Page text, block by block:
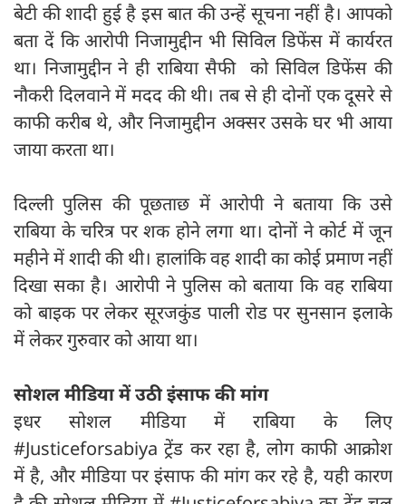
बेटी की शादी हुई है इस बात की उन्हें सूचना नहीं है। आपको
बता दें कि आरोपी निजामुद्दीन भी सिविल डिफेंस में कार्यरत
था। निजामुद्दीन ने ही राब‍िया सैफी को सिविल डिफेंस की
नौकरी दिलवाने में मदद की थी। तब से ही दोनों एक दूसरे से
काफी करीब थे, और निजामुद्दीन अक्‍सर उसके घर भी आया
जाया करता था।
दिल्ली पुलिस की पूछताछ में आरोपी ने बताया कि उसे
राबिया के चरित्र पर शक होने लगा था। दोनों ने कोर्ट में जून
महीने में शादी की थी। हालांकि वह शादी का कोई प्रमाण नहीं
दिखा सका है। आरोपी ने पुलिस को बताया कि वह राबिया
को बाइक पर लेकर सूरजकुंड पाली रोड पर सुनसान इलाके
में लेकर गुरुवार को आया था।
सोशल मीड‍िया में उठी इंसाफ की मांग
इधर सोशल मीड‍िया में राब‍िया के लिए
#Justiceforsabiya ट्रेंड कर रहा है, लोग काफी आक्रोश
में है, और मीडिया पर इंसाफ की मांग कर रहे है, यही कारण